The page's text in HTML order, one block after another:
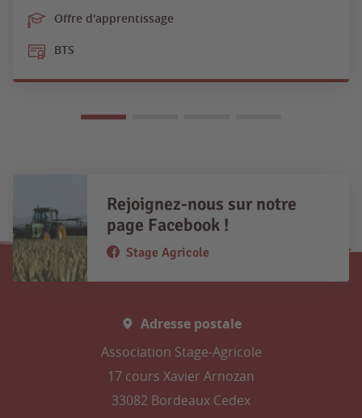
Offre d'apprentissage
BTS
Rejoignez-nous sur notre
page Facebook !
Stage Agricole
Adresse postale
Association Stage-Agricole
17 cours Xavier Arnozan
33082 Bordeaux Cedex